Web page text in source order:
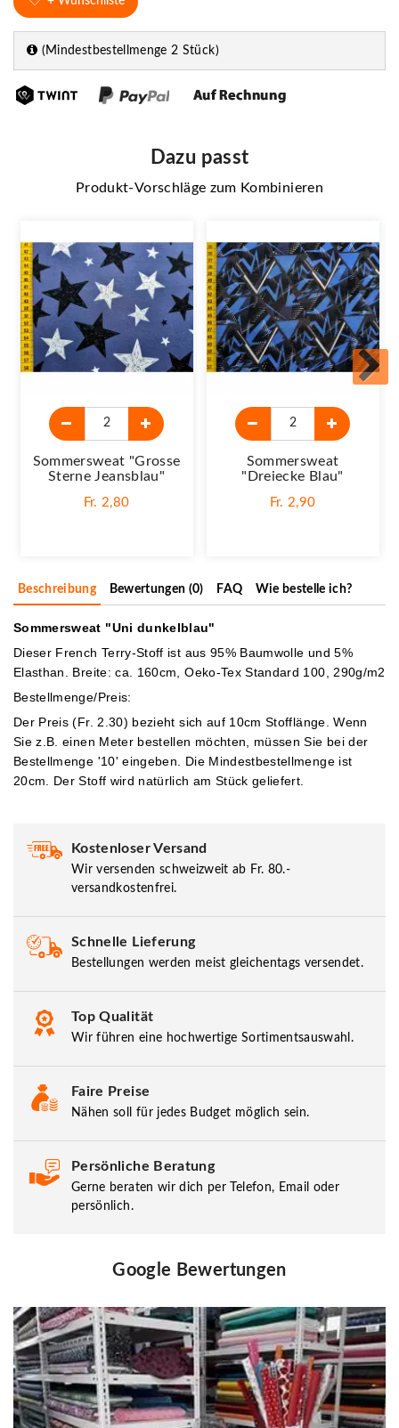
(Mindestbestellmenge 2 Stück)
Dazu passt
Produkt-Vorschläge zum Kombinieren
Sommersweat "Grosse
Sterne Jeansblau"
Fr. 2,80
Sommersweat
"Dreiecke Blau"
Fr. 2,90
Beschreibung Bewertungen (0) FAQ Wie bestelle ich?
Sommersweat "Uni dunkelblau"
Dieser French Terry-Stoff ist aus 95% Baumwolle und 5%
Elasthan. Breite: ca. 160cm, Oeko-Tex Standard 100, 290g/m2
Bestellmenge/Preis:
Der Preis (Fr. 2.30) bezieht sich auf 10cm Stofflänge. Wenn
Sie z.B. einen Meter bestellen möchten, müssen Sie bei der
Bestellmenge '10' eingeben. Die Mindestbestellmenge ist
20cm. Der Stoff wird natürlich am Stück geliefert.
Kostenloser Versand
Wir versenden schweizweit ab Fr. 80.-
versandkostenfrei.
Schnelle Lieferung
Bestellungen werden meist gleichentags versendet.
Top Qualität
Wir führen eine hochwertige Sortimentsauswahl.
Faire Preise
Nähen soll für jedes Budget möglich sein.
Persönliche Beratung
Gerne beraten wir dich per Telefon, Email oder
persönlich.
Google Bewertungen